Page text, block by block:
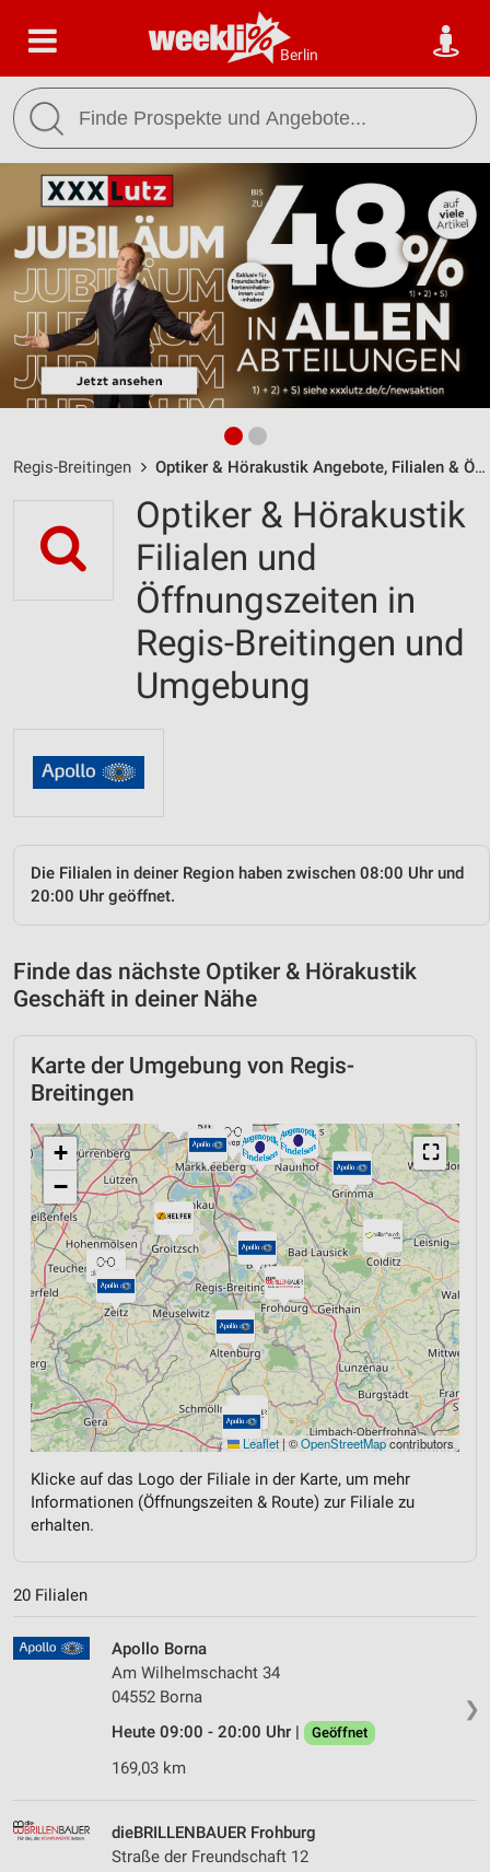
Berlin
Regis-Breitingen Optiker & Hörakustik Angebote, Filialen & Öffnungszeiten
Optiker & Hörakustik
Filialen und
Öffnungszeiten in
Regis-Breitingen und
Umgebung
Die Filialen in deiner Region haben zwischen 08:00 Uhr und
20:00 Uhr geöffnet.
Finde das nächste Optiker & Hörakustik
Geschäft in deiner Nähe
Karte der Umgebung von Regis-
Breitingen
⛶
+
−
Leaflet | ©OpenStreetMapcontributors
Klicke auf das Logo der Filiale in der Karte, um mehr
Informationen (Öffnungszeiten & Route) zur Filiale zu
erhalten.
20 Filialen
❯
Apollo Borna
Am Wilhelmschacht 34
04552 Borna
Heute 09:00 - 20:00 Uhr |
Geöffnet
169,03 km
dieBRILLENBAUER Frohburg
Straße der Freundschaft 12